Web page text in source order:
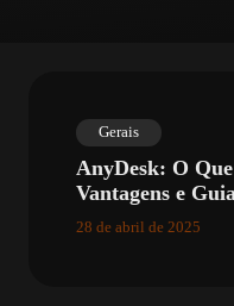
Gerais
AnyDesk: O
Vantagens e
28 de abril de 2025